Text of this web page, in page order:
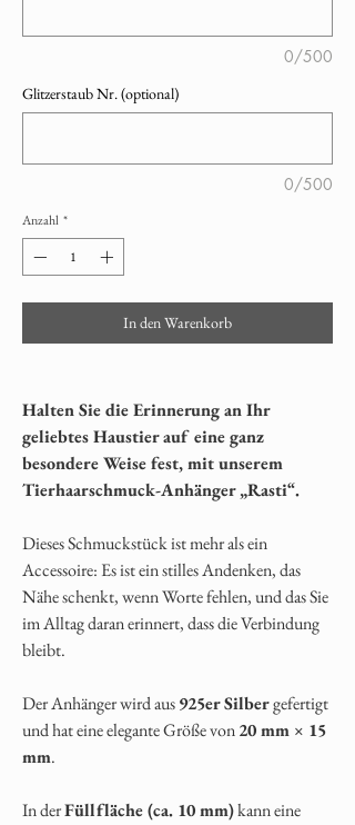
0/500
Glitzerstaub Nr. (optional)
0/500
Anzahl *
In den Warenkorb
Halten Sie die Erinnerung an Ihr
geliebtes Haustier auf eine ganz
besondere Weise fest, mit unserem
Tierhaarschmuck-Anhänger „Rasti“.
Dieses Schmuckstück ist mehr als ein
Accessoire: Es ist ein stilles Andenken, das
Nähe schenkt, wenn Worte fehlen, und das Sie
im Alltag daran erinnert, dass die Verbindung
bleibt.
Der Anhänger wird aus925er Silbergefertigt
und hat eine elegante Größe von20 mm × 15
mm.
In derFüllfläche (ca. 10 mm)kann eine